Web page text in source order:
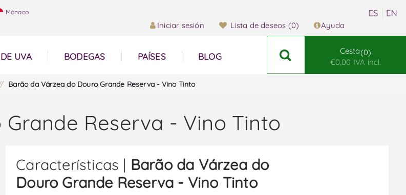
Mónaco
Iniciar sesión Lista de deseos (0) Ayuda
UVA BODEGAS PAÍSES BLOG
Cesta 0
€0,00 IVA incl.
/ Barão da Várzea do Douro Grande Reserva - Vino Tinto
Reserva - Vino Tinto
Características | Barão da Várzea do
Douro Grande Reserva - Vino Tinto